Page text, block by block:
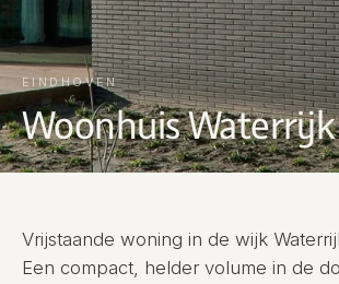
EINDHOVEN
Woonhuis Waterrijk
Vrijstaande woning in de wijk
Een compact, helder volume in de